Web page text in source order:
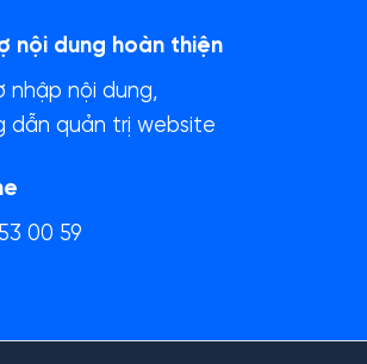
nội dung hoàn thiện
nhập nội dung,
dẫn quản trị website
00 59